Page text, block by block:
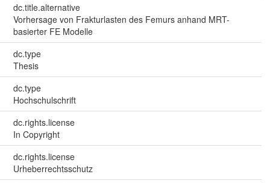
dc.title.alternative
Vorhersage von Frakturlasten des Femurs anhand MRT-
basierter FE Modelle
dc.type
Thesis
dc.type
Hochschulschrift
dc.rights.license
In Copyright
dc.rights.license
Urheberrechtsschutz